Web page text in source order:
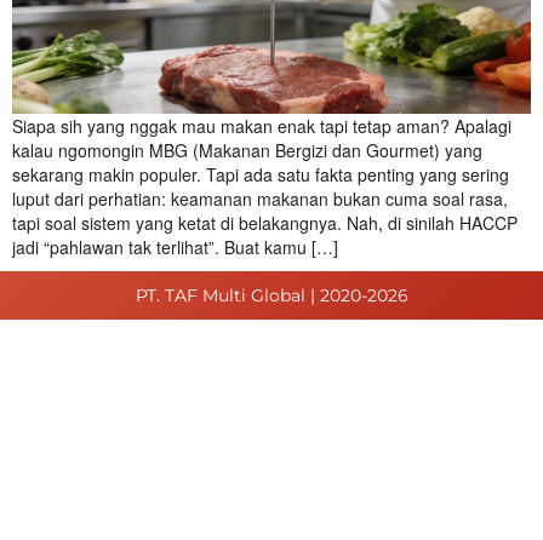
Siapa sih yang nggak mau makan enak tapi tetap aman? Apalagi
kalau ngomongin MBG (Makanan Bergizi dan Gourmet) yang
sekarang makin populer. Tapi ada satu fakta penting yang sering
luput dari perhatian: keamanan makanan bukan cuma soal rasa,
tapi soal sistem yang ketat di belakangnya. Nah, di sinilah HACCP
jadi “pahlawan tak terlihat”. Buat kamu […]
PT. TAF Multi Global | 2020-2026